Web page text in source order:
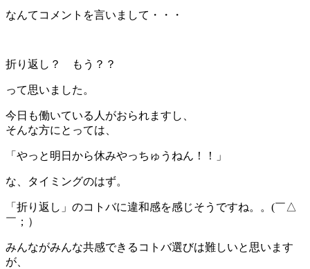
なんてコメントを言いまして・・・
折り返し？ もう？？
って思いました。
今日も働いている人がおられますし、
そんな方にとっては、
「やっと明日から休みやっちゅうねん！！」
な、タイミングのはず。
「折り返し」のコトバに違和感を感じそうですね。。(￣△
￣；）
みんながみんな共感できるコトバ選びは難しいと思います
が、